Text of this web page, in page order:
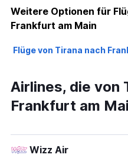
Weitere Optionen für
Frankfurt am Main
Flüge von Tirana nach
Airlines, die von
Frankfurt am
Wizz Air